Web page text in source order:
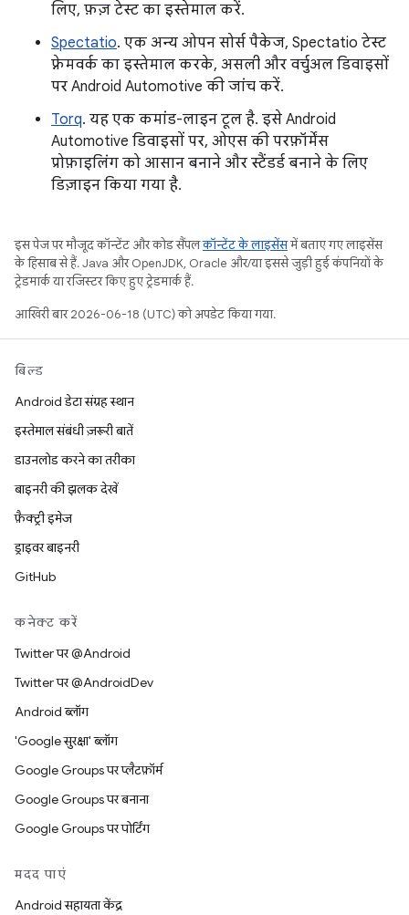
लिए, फ़ज़ टेस्ट का इस्तेमाल करें.
Spectatio. एक अन्य ओपन सोर्स पैकेज, Spectatio टेस्ट
फ़्रेमवर्क का इस्तेमाल करके, असली और वर्चुअल डिवाइसों
पर Android Automotive की जांच करें.
Torq. यह एक कमांड-लाइन टूल है. इसे Android
Automotive डिवाइसों पर, ओएस की परफ़ॉर्मेंस
प्रोफ़ाइलिंग को आसान बनाने और स्टैंडर्ड बनाने के लिए
डिज़ाइन किया गया है.
इस पेज पर मौजूद कॉन्टेंट और कोड सैंपलकॉन्टेंट के लाइसेंसमें बताए गए लाइसेंस
के हिसाब से हैं. Java और OpenJDK, Oracle और/या इससे जुड़ी हुई कंपनियों के
ट्रेडमार्क या रजिस्टर किए हुए ट्रेडमार्क हैं.
आखिरी बार 2026-06-18 (UTC) को अपडेट किया गया.
बिल्ड
Android डेटा संग्रह स्थान
इस्तेमाल संबंधी ज़रूरी बातें
डाउनलोड करने का तरीका
बाइनरी की झलक देखें
फ़ैक्ट्री इमेज
ड्राइवर बाइनरी
GitHub
कनेक्ट करें
Twitter पर @Android
Twitter पर @AndroidDev
Android ब्लॉग
'Google सुरक्षा' ब्लॉग
Google Groups पर प्लैटफ़ॉर्म
Google Groups पर बनाना
Google Groups पर पोर्टिंग
मदद पाएं
Android सहायता केंद्र